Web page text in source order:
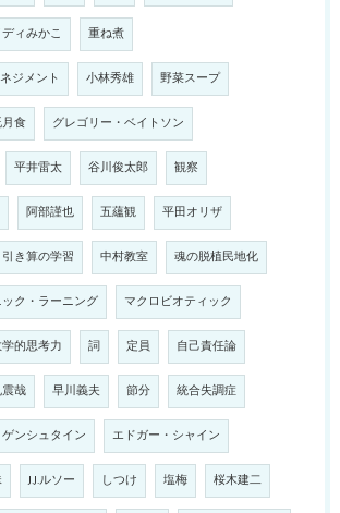
ィみかこ 重ね煮
ジメント 小林秀雄 野菜スープ
食 グレゴリー・ベイトソン
平井雷太 谷川俊太郎 観察
阿部謹也 五蘊観 平田オリザ
引き算の学習 中村教室 魂の脱植民地化
ク・ラーニング マクロビオティック
的思考力 詞 定員 自己責任論
哉 早川義夫 節分 統合失調症
ンシュタイン エドガー・シャイン
J.J.ルソー しつけ 塩梅 桜木建二